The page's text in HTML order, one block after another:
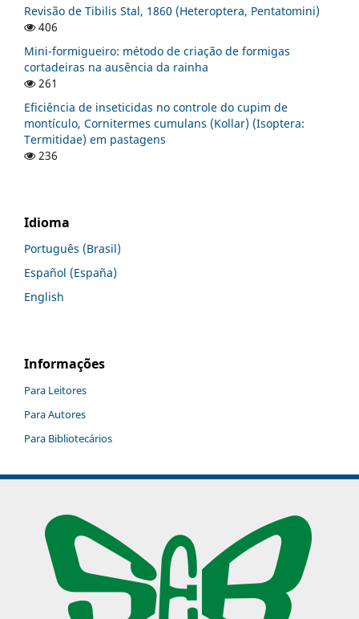
Revisão de Tibilis Stal, 1860 (Heteroptera, Pentatomini)
406
Mini-formigueiro: método de criação de formigas
cortadeiras na ausência da rainha
261
Eficiência de inseticidas no controle do cupim de
montículo, Cornitermes cumulans (Kollar) (Isoptera:
Termitidae) em pastagens
236
Idioma
Português (Brasil)
Español (España)
English
Informações
Para Leitores
Para Autores
Para Bibliotecários